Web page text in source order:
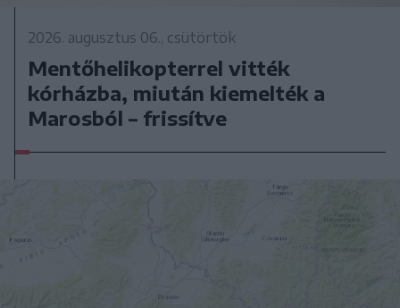
2026. augusztus 06., csütörtök
Mentőhelikopterrel vitték
kórházba, miután kiemelték a
Marosból – frissítve